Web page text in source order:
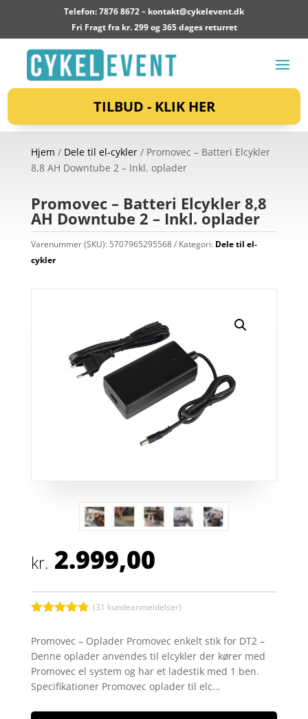
Telefon: 7876 8672 – kontakt@cykelevent.dk
Fri Fragt fra kr. 299 og 365 dages returret
TILBUD - KLIK HER
Hjem / Dele til el-cykler/ Promovec – Batteri Elcykler
8,8 AH Downtube 2 – Inkl. oplader
Promovec – Batteri Elcykler 8,8
AH Downtube 2 – Inkl. oplader
Varenummer (SKU): 5707965295568 Kategori: Dele til el-
cykler
kr. 2.999,00
ud af 5
baseret på
kundebedø
mmelser
(31 kundeanmeldelser)
Promovec – Oplader Promovec enkelt stik for DT2 –
Denne oplader anvendes til elcykler der kører med
Promovec el system og har et ladestik med 1 ben.
Specifikationer Promovec oplader til elc…